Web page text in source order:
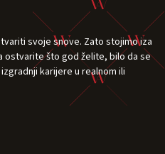
svoje snove. Zato stojimo iza
ostvarite što god želite, bilo da se
karijere u realnom ili